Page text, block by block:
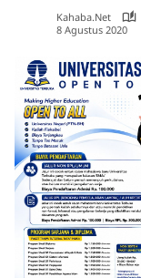
Kahaba.net
8 Agustus 2020